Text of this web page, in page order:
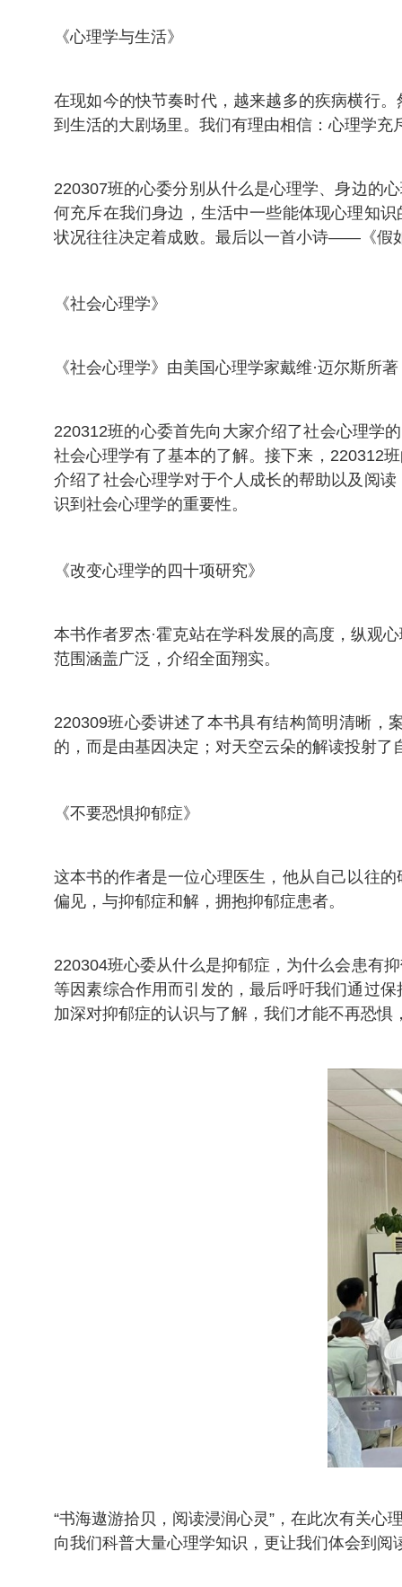
《心理学与生活》
在现如今的快节奏时代，越来越多的疾病横行
到生活的大剧场里。我们有理由相信：心理学充
220307班的心委分别从什么是心理学、身边的
何充斥在我们身边，生活中一些能体现心理知
状况往往决定着成败。最后以一首小诗——《假
《社会心理学》
《社会心理学》由美国心理学家戴维·迈尔斯所
220312班的心委首先向大家介绍了社会心理学
社会心理学有了基本的了解。接下来，220312
介绍了社会心理学对于个人成长的帮助以及阅
识到社会心理学的重要性。
《改变心理学的四十项研究》
本书作者罗杰·霍克站在学科发展的高度，纵观
范围涵盖广泛，介绍全面翔实。
220309班心委讲述了本书具有结构简明清晰，
的，而是由基因决定；对天空云朵的解读投射
《不要恐惧抑郁症》
这本书的作者是一位心理医生，他从自己以往
偏见，与抑郁症和解，拥抱抑郁症患者。
220304班心委从什么是抑郁症，为什么会患有
等因素综合作用而引发的，最后呼吁我们通过
加深对抑郁症的认识与了解，我们才能不再恐惧
“书海遨游拾贝，阅读浸润心灵”，在此次有关
向我们科普大量心理学知识，更让我们体会到